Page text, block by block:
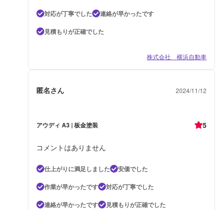
対応が丁寧でした
連絡が早かったです
見積もりが正確でした
株式会社 横浜自動車
匿名さん 2024/11/12
アウディ A3 | 板金塗装 5
コメントはありません
仕上がりに満足しました
安価でした
作業が早かったです
対応が丁寧でした
連絡が早かったです
見積もりが正確でした